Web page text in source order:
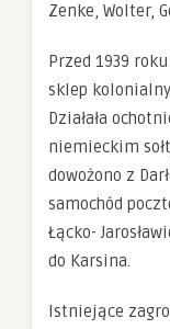
Zenke, Wolter,
Przed 1939
sklep
Działała
niemieckim
dowożono z
samochód
Łącko-
do Karsina.
Istniejące